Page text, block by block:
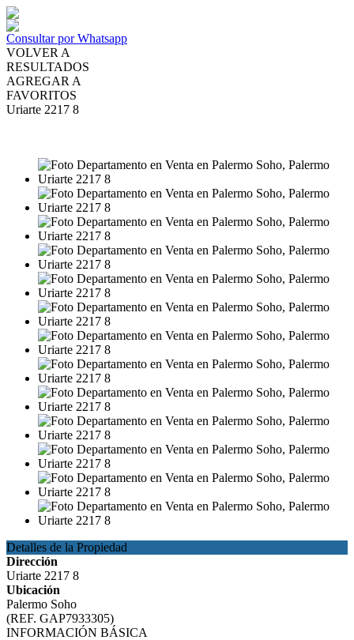
Consultar por Whatsapp
VOLVER A
RESULTADOS
AGREGAR A
FAVORITOS
Uriarte 2217 8
Detalles de la Propiedad
Dirección
Uriarte 2217 8
Ubicación
Palermo Soho
(REF. GAP7933305)
INFORMACIÓN BÁSICA